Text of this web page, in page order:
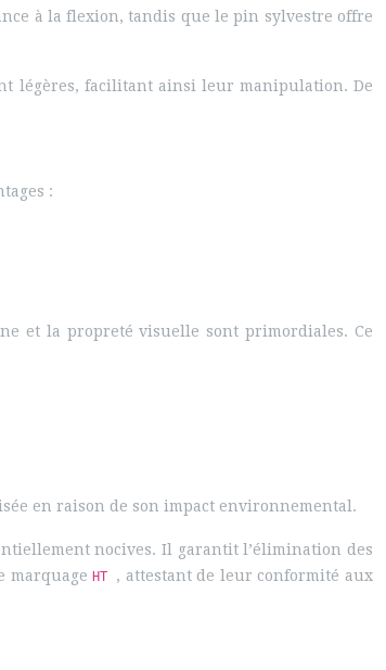
à la flexion, tandis que le pin sylvestre offre
légères, facilitant ainsi leur manipulation. De
:
et la propreté visuelle sont primordiales. Ce
en raison de son impact environnemental.
nocives. Il garantit l’élimination des
marquageHT , attestant de leur conformité aux